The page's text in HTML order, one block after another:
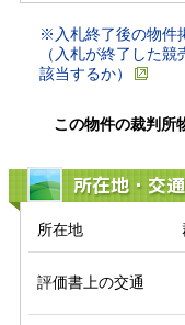
※入札終了後の物件
（入札が終了した
該当するか）
この物件の裁判所
所在地・交通
所在地
評価書上の交通